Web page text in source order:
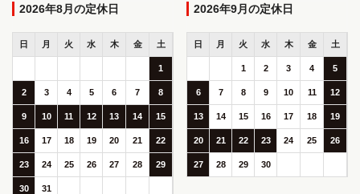
2026年8月
日 月 火 水 木 金 土
1
2 3 4 5 6 7 8
9 10 11 12 13 14 15
16 17 18 19 20 21 22
23 24 25 26 27 28 29
30 31
2026年9月
日 月 火 水 木 金 土
1 2 3 4 5
6 7 8 9 10 11 12
13 14 15 16 17 18 19
20 21 22 23 24 25 26
27 28 29 30